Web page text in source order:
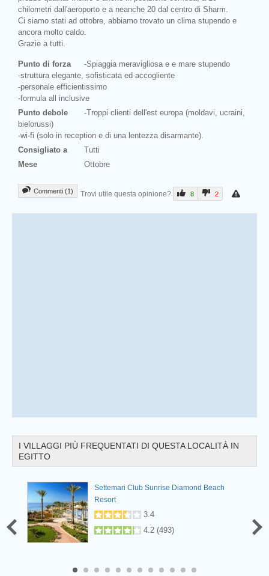
chilometri dall'aeroporto e a neanche 20 dal centro di Sharm.
Ci siamo stati ad ottobre, abbiamo trovato un clima stupendo e
ancora molto caldo.
Grazie a tutti.
Punto di forza
-Spiaggia meravigliosa e e mare stupendo
-struttura elegante, sofisticata ed accogliente
-personale efficientissimo
-formula all inclusive
Punto debole
-Troppi clienti dell'est europa (moldavi, ucraini,
bielorussi)
-wi-fi (solo in reception e di una lentezza disarmante).
Consigliato a
Tutti
Mese
Ottobre
Commenti (1) Trovi utile questa opinione? 8 2
I VILLAGGI PIÙ FREQUENTATI DI QUESTA LOCALITÀ IN
EGITTO
Settemari Club Sunrise Diamond Beach
Resort
3.4
4.2 (493)